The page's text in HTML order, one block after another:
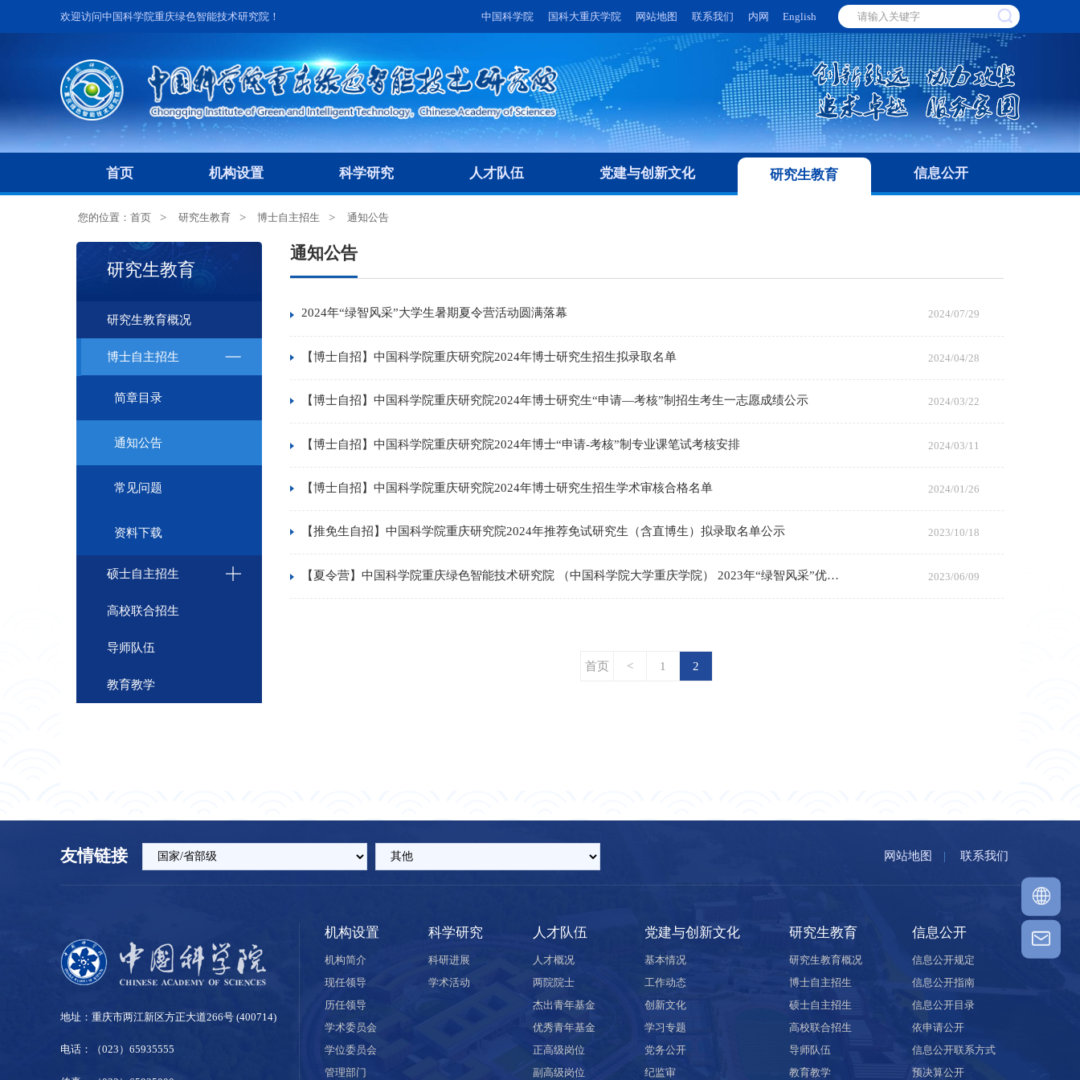
欢迎访问中国科学院重庆绿色智能技术研究院！ 中国科学院 国科大重庆学院 网站地图 联系我们 内网 English
首页 机构设置 科学研究 人才队伍 党建与创新文化 研究生教育 信息公开
您的位置：首页 研究生教育 博士自主招生 通知公告
研究生教育
研究生教育概况
博士自主招生
简章目录
通知公告
常见问题
资料下载
硕士自主招生
高校联合招生
导师队伍
教育教学
通知公告
2024年“绿智风采”大学生暑期夏令营活动圆满落幕 2024/07/29
【博士自招】中国科学院重庆研究院2024年博士研究生招生拟录取名单 2024/04/28
【博士自招】中国科学院重庆研究院2024年博士研究生“申请—考核”制招生考生一志愿成绩公示 2024/03/22
【博士自招】中国科学院重庆研究院2024年博士“申请-考核”制专业课笔试考核安排 2024/03/11
【博士自招】中国科学院重庆研究院2024年博士研究生招生学术审核合格名单 2024/01/26
【推免生自招】中国科学院重庆研究院2024年推荐免试研究生（含直博生）拟录取名单公示 2023/10/18
【夏令营】中国科学院重庆绿色智能技术研究院 （中国科学院大学重庆学院） 2023年“绿智风采”优秀大学生夏令营活动方案 2023/06/09
首页 < 1 2
友情链接 网站地图 | 联系我们
地址：重庆市两江新区方正大道266号 (400714)
电话：（023）65935555
机构设置
机构简介
现任领导
历任领导
学术委员会
学位委员会
管理部门
科学研究
科研进展
学术活动
人才队伍
人才概况
两院院士
杰出青年基金
优秀青年基金
正高级岗位
副高级岗位
党建与创新文化
基本情况
工作动态
创新文化
学习专题
党务公开
纪监审
研究生教育
研究生教育概况
博士自主招生
硕士自主招生
高校联合招生
导师队伍
教育教学
信息公开
信息公开规定
信息公开指南
信息公开目录
依申请公开
信息公开联系方式
预决算公开